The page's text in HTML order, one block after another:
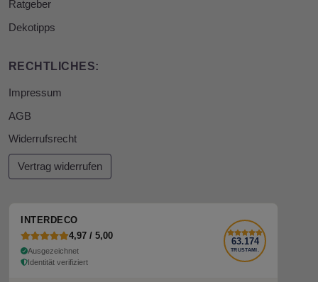
Ratgeber
Dekotipps
RECHTLICHES:
Impressum
AGB
Widerrufsrecht
Vertrag widerrufen
INTERDECO
4,97 / 5,00
Ausgezeichnet
Identität verifiziert
63.174
TRUSTAMI.